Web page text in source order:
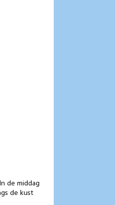
de middag
de kust